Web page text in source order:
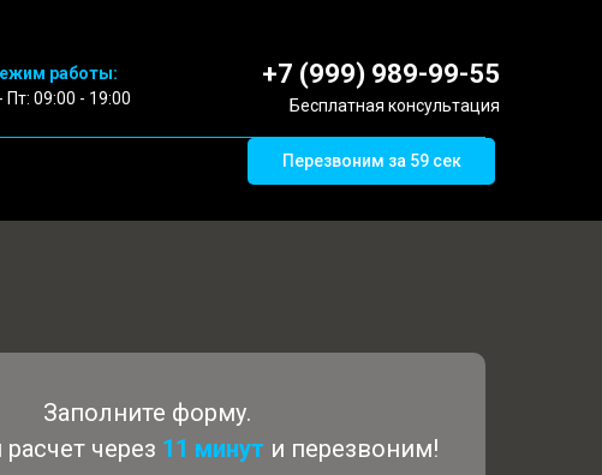
работы:
Пт: 09:00 - 19:00
+7 (999) 989-99-55
Бесплатная консультация
Перезвоним за 59 сек
Заполните форму.
через 11 минут и перезвоним!